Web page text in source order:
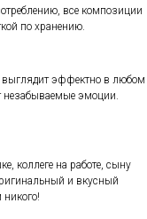
все композиции
по хранению.
выглядит эффектно в любом
незабываемые эмоции.
коллеге на работе, сыну
и вкусный